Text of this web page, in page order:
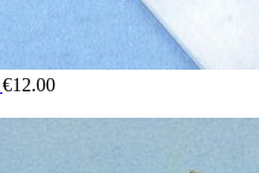
€12.00